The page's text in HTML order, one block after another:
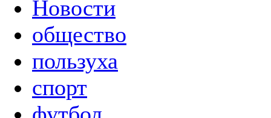
Новости
общество
пользуха
спорт